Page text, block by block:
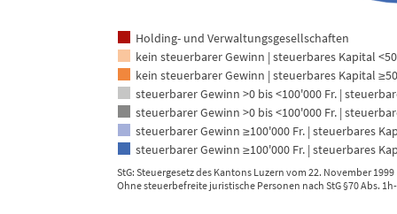
StG: Steuergesetz des Kantons Luzern vom 22. November 1999
Ohne steuerbefreite juristische Personen nach StG §70 Abs.
Holding- und Verwaltungsgesellschaften
kein steuerbarer Gewinn | steuerbares Kapital
kein steuerbarer Gewinn | steuerbares Kapital
steuerbarer Gewinn >0 bis <100'000 Fr. |
steuerbarer Gewinn >0 bis <100'000 Fr. |
steuerbarer Gewinn ≥100'000 Fr. | steuerbares
steuerbarer Gewinn ≥100'000 Fr. | steuerbares